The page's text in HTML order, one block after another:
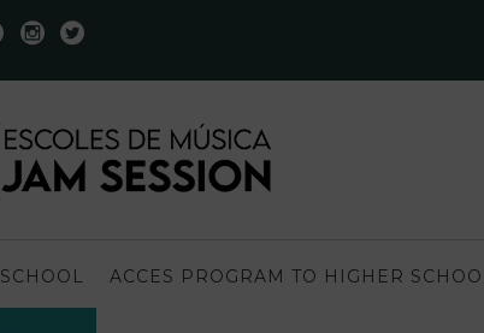
SCHOOL ACCES PROGRAM TO HIGHER